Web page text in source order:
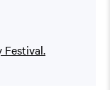
Festival.